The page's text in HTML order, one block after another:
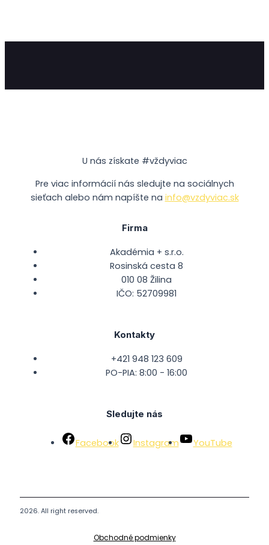
U nás získate #vždyviac
Pre viac informácií nás sledujte na sociálnych
sieťach alebo nám napíšte na info@vzdyviac.sk
Firma
Akadémia + s.r.o.
Rosinská cesta 8
010 08 Žilina
IČO: 52709981
Kontakty
+421 948 123 609
PO-PIA: 8:00 - 16:00
Sledujte nás
Facebook Instagram YouTube
2026. All right reserved.
Obchodné podmienky